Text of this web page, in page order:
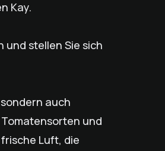
Kay.
und stellen Sie sich
auch
und
Luft, die